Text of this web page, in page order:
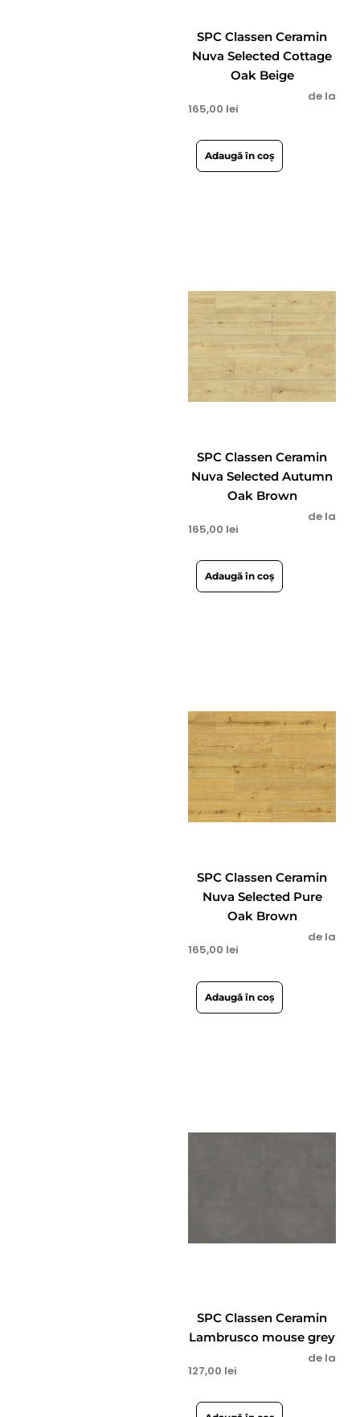
SPC Classen Ceramin
Nuva Selected Cottage
Oak Beige
de la
165,00 lei
Adaugă în coș
SPC Classen Ceramin
Nuva Selected Autumn
Oak Brown
de la
165,00 lei
Adaugă în coș
SPC Classen Ceramin
Nuva Selected Pure
Oak Brown
de la
165,00 lei
Adaugă în coș
SPC Classen Ceramin
Lambrusco mouse grey
de la
127,00 lei